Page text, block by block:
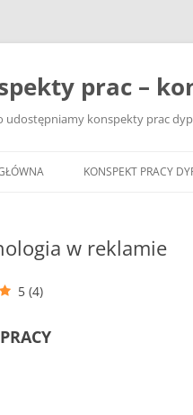
prac –
udostępniamy konspekty prac
KONSPEKT PRACY
w reklamie
5 (4)